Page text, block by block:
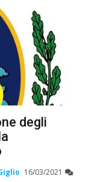
degli
16/03/2021